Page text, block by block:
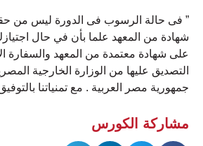
” فى حالة الرسوب فى الدورة ليس من
شهادة من المعهد علما بأن في حال اجتيازك
على شهادة معتمدة من المعهد والسفارة
التصديق عليها من الوزارة الخارجية
جمهورية مصر العربية . مع تمنياتنا
مشاركة الكورس